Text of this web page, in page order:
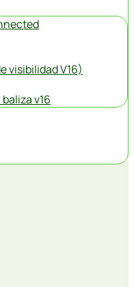
visibilidad V16)
v16